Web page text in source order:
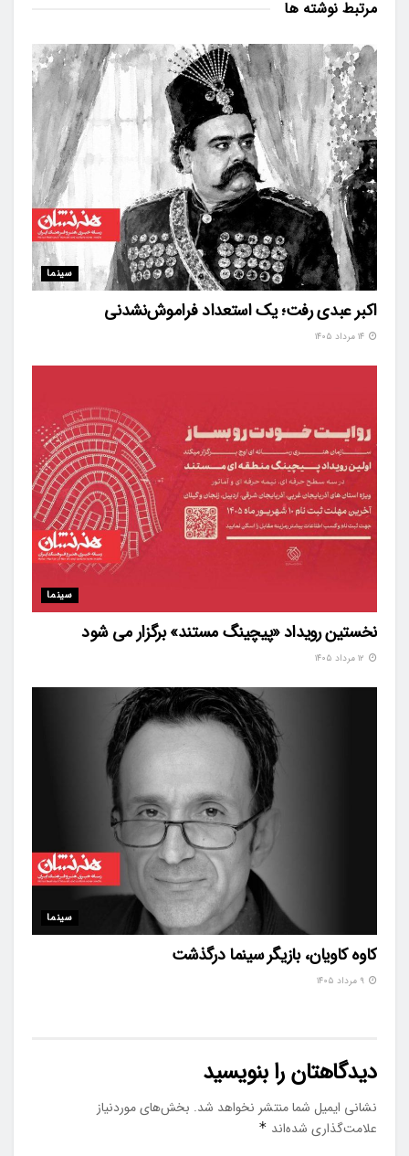
مرتبط نوشته ها
سینما
اکبر عبدی رفت؛ یک استعداد فراموش‌نشدنی
سینما
نخستین رویداد «پیچینگ مستند» برگزار می شود
سینما
کاوه کاویان، بازیگر سینما درگذشت
دیدگاهتان را بنویسید
نشانی ایمیل شما منتشر نخواهد شد. بخش‌های موردنیاز
علامت‌گذاری شده‌اند *